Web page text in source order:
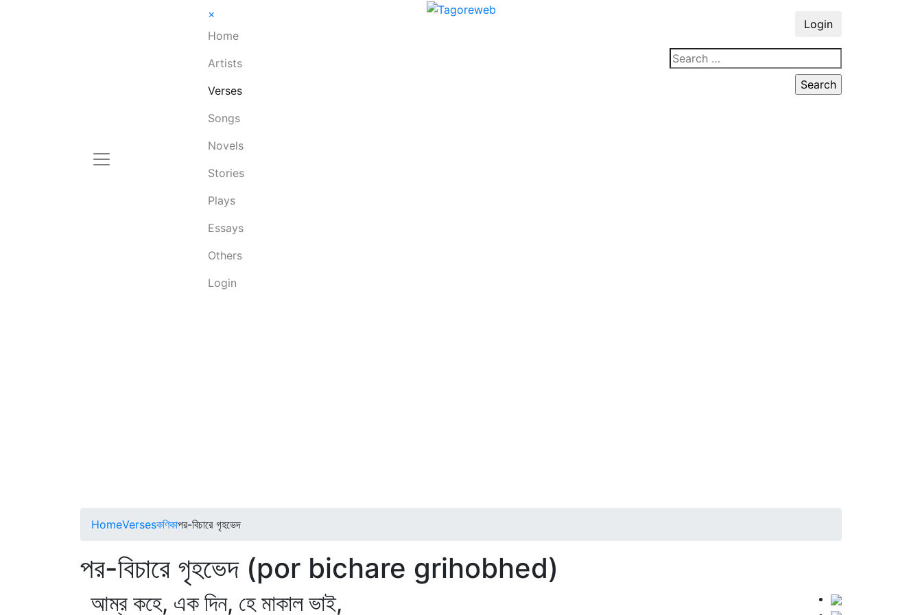
×
Home
Artists
Verses
Songs
Novels
Stories
Plays
Essays
Others
Login
Login
HomeVersesকণিকাপর-বিচারে গৃহভেদ
পর-বিচারে গৃহভেদ (por bichare grihobhed)
আম্র কহে, এক দিন, হে মাকাল ভাই,